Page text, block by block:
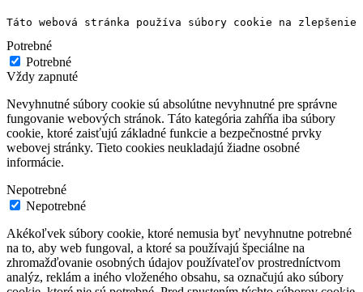
Táto webová stránka používa súbory cookie na
Potrebné
Potrebné
Vždy zapnuté
Nevyhnutné súbory cookie sú absolútne nevyhnutné pre správne
fungovanie webových stránok. Táto kategória zahŕňa iba súbory
cookie, ktoré zaisťujú základné funkcie a bezpečnostné prvky
webovej stránky. Tieto cookies neukladajú žiadne osobné
informácie.
Nepotrebné
Nepotrebné
Akékoľvek súbory cookie, ktoré nemusia byť nevyhnutne potrebné
na to, aby web fungoval, a ktoré sa používajú špeciálne na
zhromažďovanie osobných údajov používateľov prostredníctvom
analýz, reklám a iného vloženého obsahu, sa označujú ako súbory